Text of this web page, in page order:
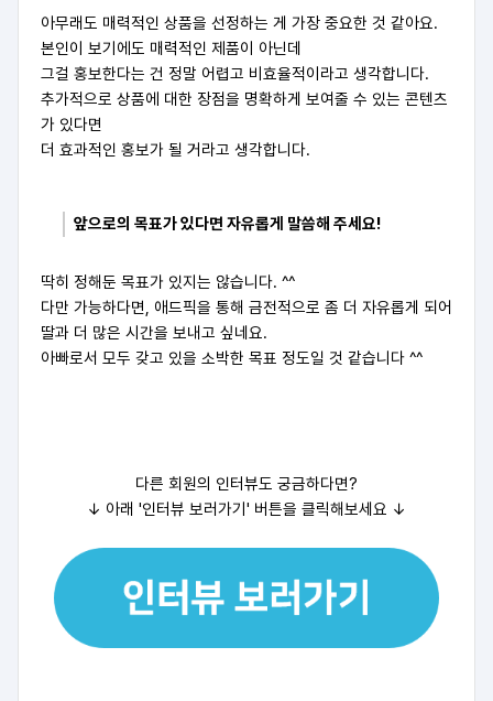
아무래도 매력적인 상품을 선정하는 게 가장 중요한 것 같아요.
본인이 보기에도 매력적인 제품이 아닌데
그걸 홍보한다는 건 정말 어렵고 비효율적이라고 생각합니다.
추가적으로 상품에 대한 장점을 명확하게 보여줄 수 있는 콘텐츠
가 있다면
더 효과적인 홍보가 될 거라고 생각합니다.
앞으로의 목표가 있다면 자유롭게 말씀해 주세요!
딱히 정해둔 목표가 있지는 않습니다. ^^
다만 가능하다면, 애드픽을 통해 금전적으로 좀 더 자유롭게 되어
딸과 더 많은 시간을 보내고 싶네요.
아빠로서 모두 갖고 있을 소박한 목표 정도일 것 같습니다 ^^
다른 회원의 인터뷰도 궁금하다면?
↓ 아래 '인터뷰 보러가기' 버튼을 클릭해보세요 ↓